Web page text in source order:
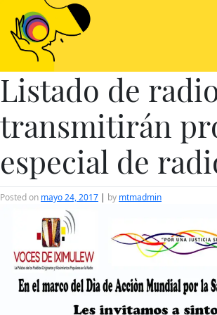
content
Listado de
transmitirán
especial de
Posted on mayo 24, 2017 | by mtmadmin